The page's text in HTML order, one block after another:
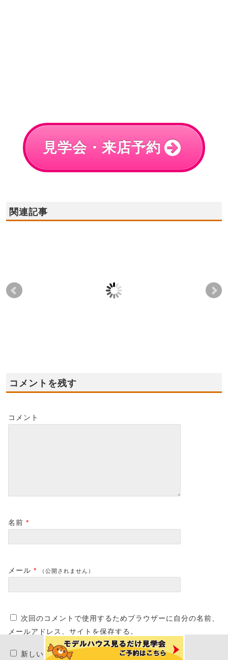
見学会・来店予約
関連記事
2023年10月7日(土),8日
2023年2月11日(祝),12
コメントを残す
コメント
名前 *
メール * （公開されません）
次回のコメントで使用するためブラウザーに自分の名前、
メールアドレス、サイトを保存する。
新しい投稿をメールで受け取る